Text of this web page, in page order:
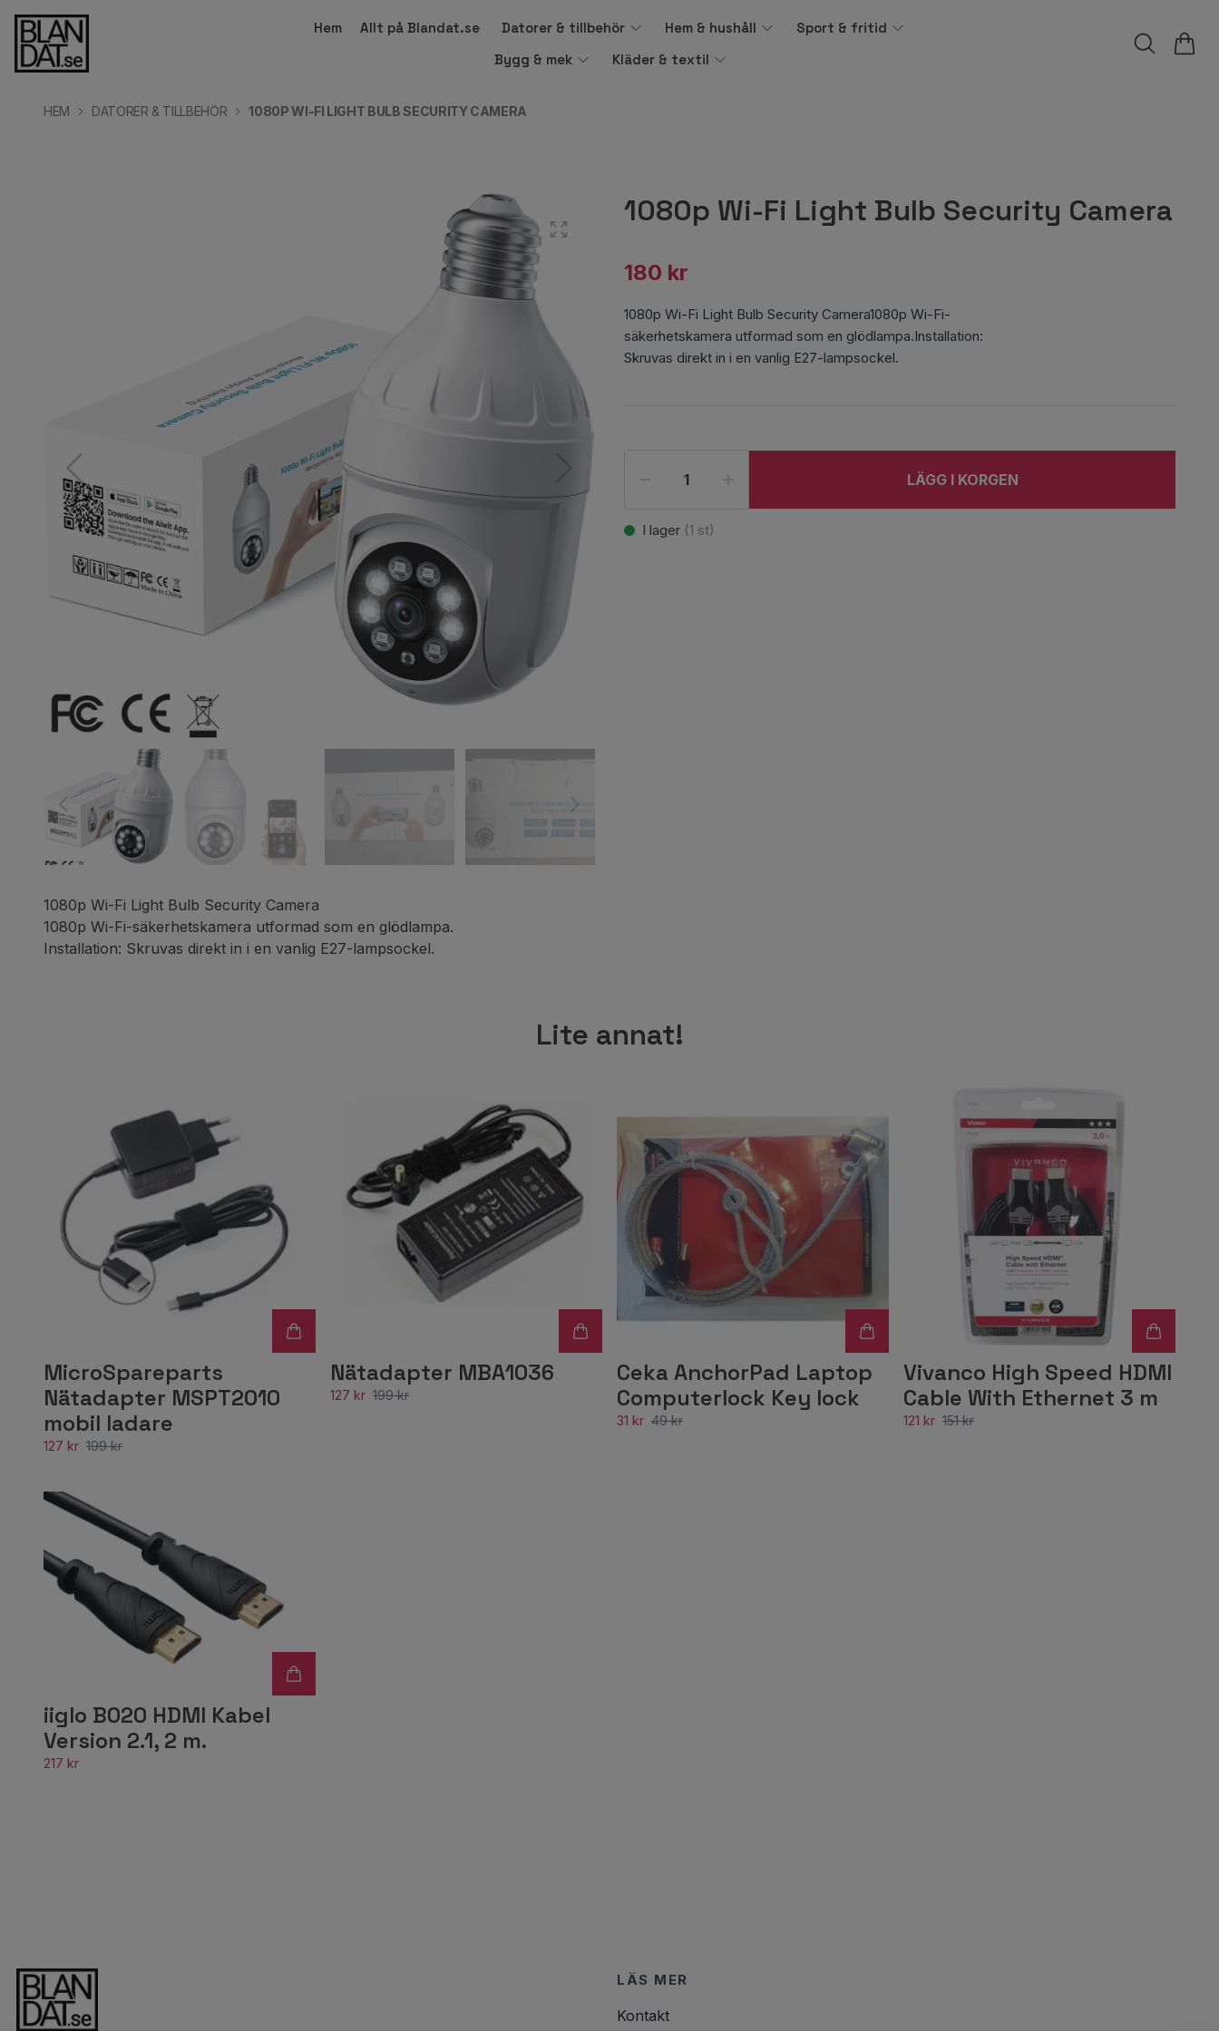
Hem Allt på Blandat.se Datorer & tillbehör Hem & hushåll
Sport & fritid
Bygg & mek
Kläder & textil
HEM DATORER & TILLBEHÖR 1080P WI-FI LIGHT BULB SECURITY CAMERA
1080p Wi-Fi Light Bulb Security Camera
180 kr
1080p Wi-Fi Light Bulb Security Camera1080p Wi-Fi-
säkerhetskamera utformad som en glödlampa.Installation:
Skruvas direkt in i en vanlig E27-lampsockel.
LÄGG I KORGEN
I lager (1 st)
1080p Wi-Fi Light Bulb Security Camera
1080p Wi-Fi-säkerhetskamera utformad som en glödlampa.
Installation: Skruvas direkt in i en vanlig E27-lampsockel.
Lite annat!
MicroSpareparts
Nätadapter MSPT2010
mobil ladare
127 kr 199 kr
Nätadapter MBA1036
127 kr 199 kr
Ceka AnchorPad Laptop
Computerlock Key lock
31 kr 49 kr
Vivanco High Speed HDMI
Cable With Ethernet 3 m
121 kr 151 kr
iiglo B020 HDMI Kabel
Version 2.1, 2 m.
217 kr
LÄS MER
Kontakt